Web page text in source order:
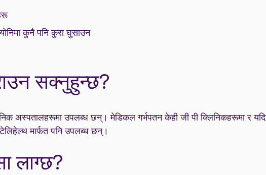
कुनै पनि कुरा घुसाउन
सक्नुहुन्छ?
अस्पतालहरूमा उपलब्ध छन्। मेडिकल गर्भपतन केही जी पी क्लिनिकहरूमा र यदि
मार्फत पनि उपलब्ध छन्।
लाग्छ?